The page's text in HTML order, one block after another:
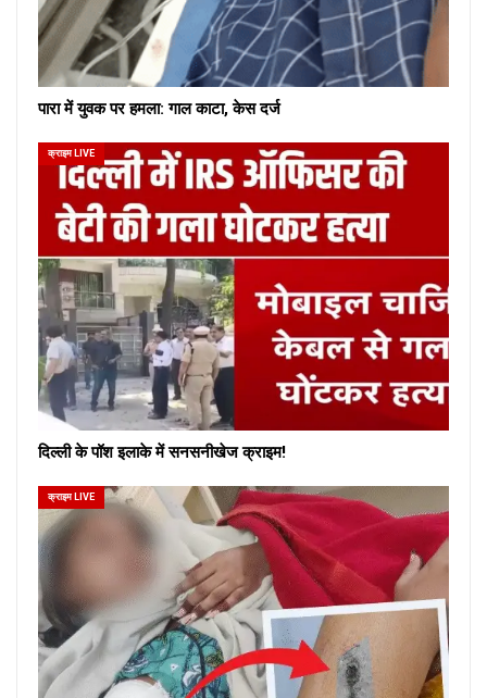
पारा में युवक पर हमला: गाल काटा, केस दर्ज
क्राइम LIVE
दिल्ली के पॉश इलाके में सनसनीखेज क्राइम!
क्राइम LIVE